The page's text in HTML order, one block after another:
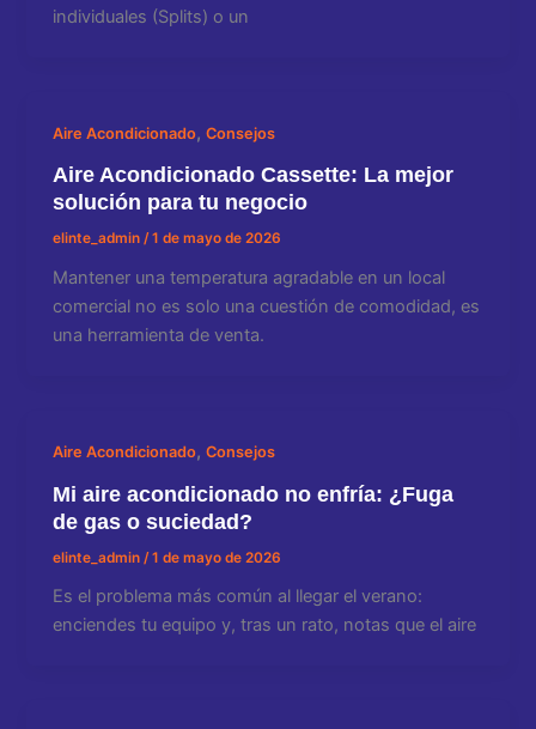
individuales (Splits) o un
Aire Acondicionado,Consejos
Aire Acondicionado Cassette: La mejor
solución para tu negocio
elinte_admin/1 de mayo de 2026
Mantener una temperatura agradable en un local
comercial no es solo una cuestión de comodidad, es
una herramienta de venta.
Aire Acondicionado,Consejos
Mi aire acondicionado no enfría: ¿Fuga
de gas o suciedad?
elinte_admin /1 de mayo de 2026
Es el problema más común al llegar el verano:
enciendes tu equipo y, tras un rato, notas que el aire